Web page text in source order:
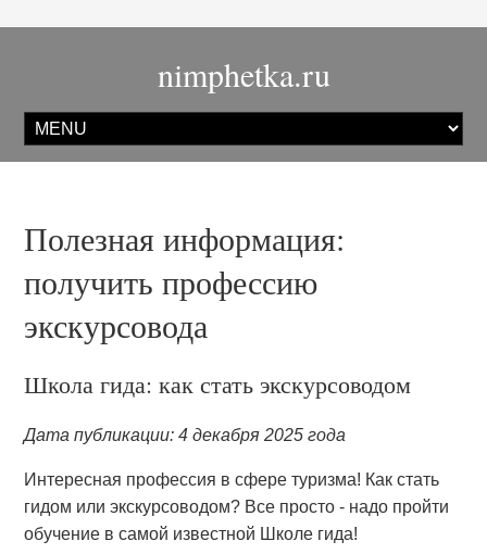
nimphetka.ru
Полезная информация:
получить профессию
экскурсовода
Школа гида: как стать экскурсоводом
Дата публикации: 4 декабря 2025 года
Интересная профессия в сфере туризма! Как стать
гидом или экскурсоводом? Все просто - надо пройти
обучение в самой известной Школе гида!